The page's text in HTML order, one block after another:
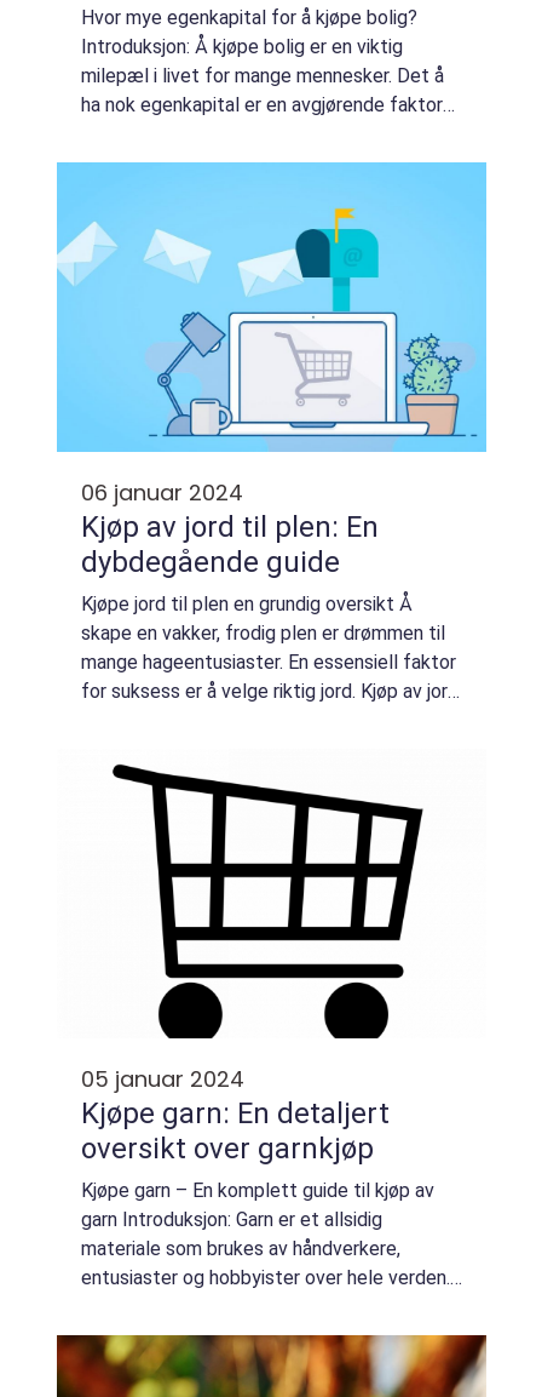
Hvor mye egenkapital for å kjøpe bolig?
Introduksjon: Å kjøpe bolig er en viktig
milepæl i livet for mange mennesker. Det å
ha nok egenkapital er en avgjørende faktor
artikkelen skal vi se nærmere på h...
06 januar 2024
Kjøp av jord til plen: En
dybdegående guide
Kjøpe jord til plen en grundig oversikt Å
skape en vakker, frodig plen er drømmen til
mange hageentusiaster. En essensiell faktor
for suksess er å velge riktig jord. Kjøp av jord
05 januar 2024
Kjøpe garn: En detaljert
oversikt over garnkjøp
Kjøpe garn – En komplett guide til kjøp av
garn Introduksjon: Garn er et allsidig
materiale som brukes av håndverkere,
entusiaster og hobbyister over hele verden.
spiller garn en viktig rolle i å sk...